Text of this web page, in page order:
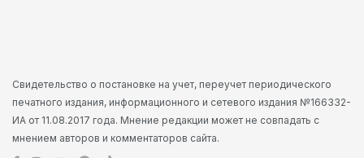
Свидетельство о постановке на учет, переучет периодического
печатного издания, информационного и сетевого издания №166332-
ИА от 11.08.2017 года. Мнение редакции может не совпадать с
мнением авторов и комментаторов сайта.